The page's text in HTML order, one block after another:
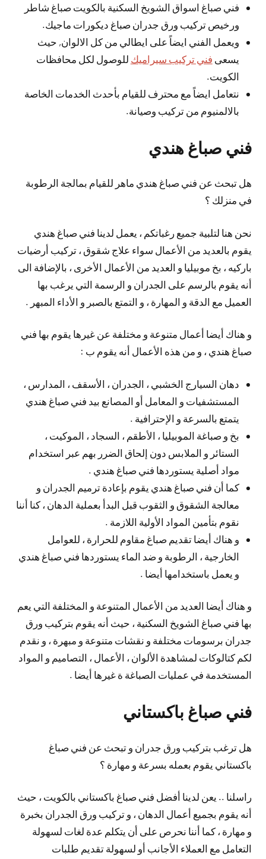
فني صباغ اسواق الشويخ السكنية بالكويت صباغ شاطر
ورخيص تركيب ورق جدران صباغ ديكورات ماجيك.
ويعمل الفني ايضاً على ايطالي من كل الالوان, حيث
يسعى فني تركيب سيراميك للوصول لكل محافظات
الكويت.
نتعامل ايضاً مع محترف للقيام بأحدث الخدمات الخاصة
بالالمنيوم من تركيب وصيانة.
فني صباغ هندي
هل تبحث عن فني صباغ هندي ماهر للقيام بمالجة الرطوبة
في منزلك ؟
نحن هنا لتلبية جميع رغباتكم ، يعمل لدينا فني صباغ هندي
يقوم بالعديد من الأعمال سواء علاج شقوق ، تركيب أرضيات
باركيه ، بخ موبيليا و العديد من الأعمال الأخرى ، بالإضافة الى
أنه يقوم بالرسم على الجدران و الرسمة التي يرغب بها
العميل مع الدقة و المهارة ، و التمتع بالصبر و الأداء المبهر .
و هناك أيضا أعمال متنوعة و مختلفة عن غيرها يقوم بها فني
صباغ هندي ، و من هذه الأعمال أنه يقوم ب :
دهان السيارج الخشبي ، الجدران ، الأسقف ، المدارس ،
المستشفيات و المعامل أو المصانع بيد فني صباغ هندي
يتمتع بالسرعة و الإحترافية .
بخ و صباغة الموبيليا ، الأطقم ، السجاد ، الموكيت ،
الستائر و الملابس دون إلحاق الضرر بهم عبر استخدام
مواد أصلية يستوردها فني صباغ هندي .
كما أن فني صباغ هندي يقوم بإعادة ترميم الجدران و
معالجة الشقوق و الثقوب قبل البدأ بعملية الدهان ، كنا أننا
نقوم بتأمين المواد الأولية اللازمة .
و هناك أيضا تقديم صباغ مقاوم للحرارة ، للعوامل
الخارجية ، الرطوبة و ضد الماء يستوردها فني صباغ هندي
و يعمل باستخدامها أيضا .
و هناك أيضا العديد من الأعمال المتنوعة و المختلفة التي يعم
بها فني صباغ الشويخ السكنية ، حيث أنه يقوم بتركيب ورق
جدران برسومات مختلفة و نقشات متنوعة و مبهرة ، و نقدم
لكم كتالوكات لمشاهدة الألوان ، الأعمال ، التصاميم و المواد
المستخدمة في عمليات الصباغة ة غيرها أيضا .
فني صباغ باكستاني
هل ترغب بتركيب ورق جدران و تبحث عن فني صباغ
باكستاني يقوم بعمله بسرعة و مهارة ؟
راسلنا .. يعن لدينا أفضل فني صباغ باكستاني بالكويت ، حيث
أنه يقوم بجميع أعمال الدهان ، و تركيب ورق الجدران بخبرة
و مهارة ، كما أننا نحرص على أن يتكلم عدة لغات لسهولة
التعامل مع العملاء الأجانب أو لسهولة تقديم طلبات